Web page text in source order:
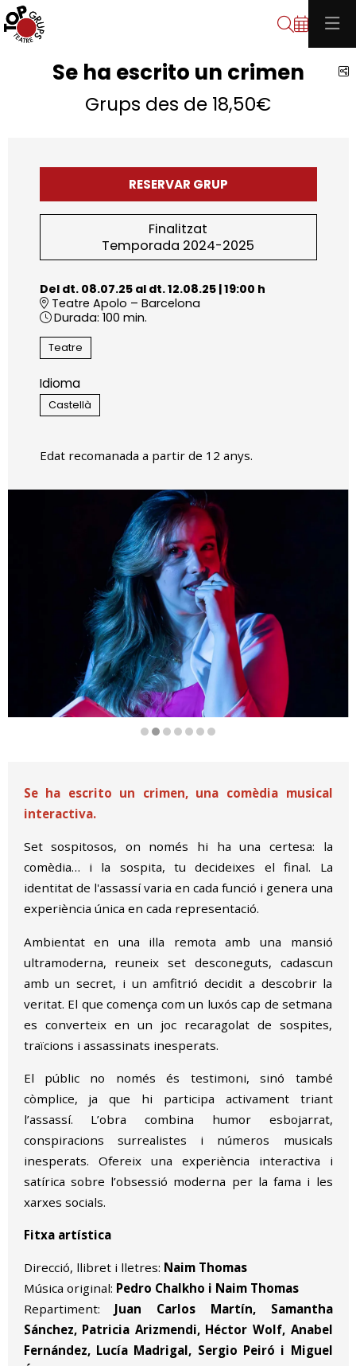
Cerca
Se ha escrito un crimen
Grups des de 18,50€
RESERVAR GRUP
Finalitzat
Temporada 2024-2025
Del dt. 08.07.25al dt. 12.08.25|19:00 h
Teatre Apolo – Barcelona
Durada: 100 min.
Teatre
Idioma
Castellà
Edat recomanada a partir de 12 anys.
Se ha escrito un crimen, una comèdia musical
interactiva.
Set sospitosos, on només hi ha una certesa: la
comèdia… i la sospita, tu decideixes el final. La
identitat de l'assassí varia en cada funció i genera una
experiència única en cada representació.
Ambientat en una illa remota amb una mansió
ultramoderna, reuneix set desconeguts, cadascun
amb un secret, i un amfitrió decidit a descobrir la
veritat. El que comença com un luxós cap de setmana
es converteix en un joc recaragolat de sospites,
traïcions i assassinats inesperats.
El públic no només és testimoni, sinó també
còmplice, ja que hi participa activament triant
l’assassí. L’obra combina humor esbojarrat,
conspiracions surrealistes i números musicals
inesperats. Ofereix una experiència interactiva i
satírica sobre l’obsessió moderna per la fama i les
xarxes socials.
Fitxa artística
Direcció, llibret i lletres: Naim Thomas
Música original: Pedro Chalkho i Naim Thomas
Repartiment: Juan Carlos Martín, Samantha
Sánchez, Patricia Arizmendi, Héctor Wolf, Anabel
Fernández, Lucía Madrigal, Sergio Peiró i Miguel